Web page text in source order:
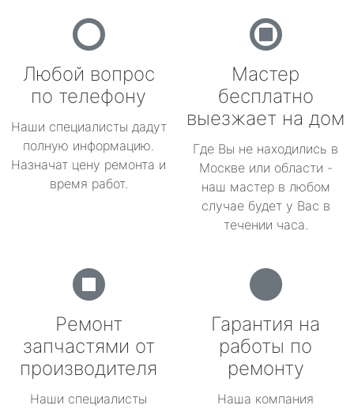
Любой вопрос
по телефону
Наши специалисты дадут
полную информацию.
Назначат цену ремонта и
время работ.
Мастер
бесплатно
выезжает на дом
Где Вы не находились в
Москве или области -
наш мастер в любом
случае будет у Вас в
течении часа.
Ремонт
запчастями от
производителя
Наши специалисты
Гарантия на
работы по
ремонту
Наша компания